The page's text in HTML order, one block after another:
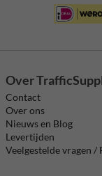
Over
Contact
Over ons
Nieuws en Blog
Levertijden
Veelgestelde vragen /